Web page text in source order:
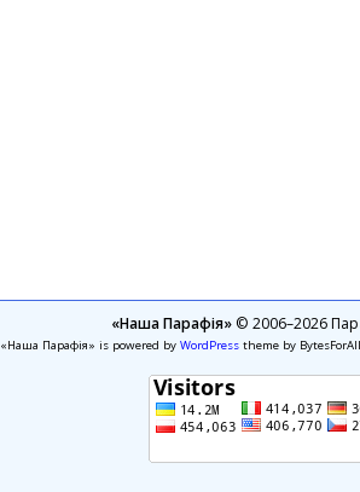
«Наша Парафія»© 2006–2026
«Наша Парафія» is powered by WordPresstheme by